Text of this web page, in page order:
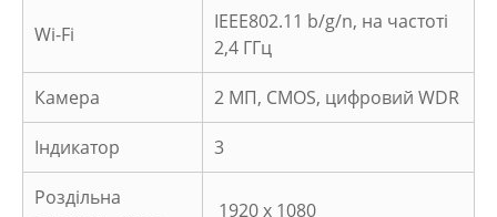
Wi-Fi
IEEE802.11 b/g/n, на частоті
2,4 ГГц
Камера 2 МП, CMOS, цифровий WDR
Індикатор 3
Роздільна
1920 x 1080